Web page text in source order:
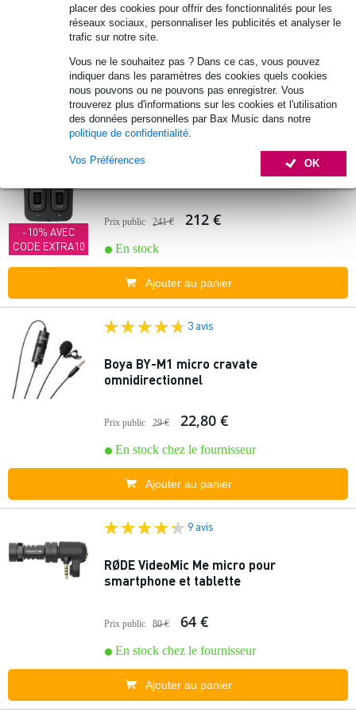
placer des cookies pour offrir des fonctionnalités pour les
réseaux sociaux, personnaliser les publicités et analyser le
trafic sur notre site.
Vous ne le souhaitez pas ? Dans ce cas, vous pouvez
indiquer dans les paramètres des cookies quels cookies
nous pouvons ou ne pouvons pas enregistrer. Vous
trouverez plus d'informations sur les cookies et l'utilisation
des données personnelles par Bax Music dans notre
politique de confidentialité.
OK
Vos Préférences
-10% AVEC
CODE EXTRA10
En stock
Ajouter au panier
-10% AVEC
CODE EXTRA10
(Stock B) Saramonic Blink500 Pro B1
système micro cravate sans fil
Prix public 241 € 212 €
En stock
Ajouter au panier
3 avis
Boya BY-M1 micro cravate
omnidirectionnel
Prix public 29 € 22,80 €
En stock chez le fournisseur
Ajouter au panier
9 avis
RØDE VideoMic Me micro pour
smartphone et tablette
Prix public 80 € 64 €
En stock chez le fournisseur
Ajouter au panier